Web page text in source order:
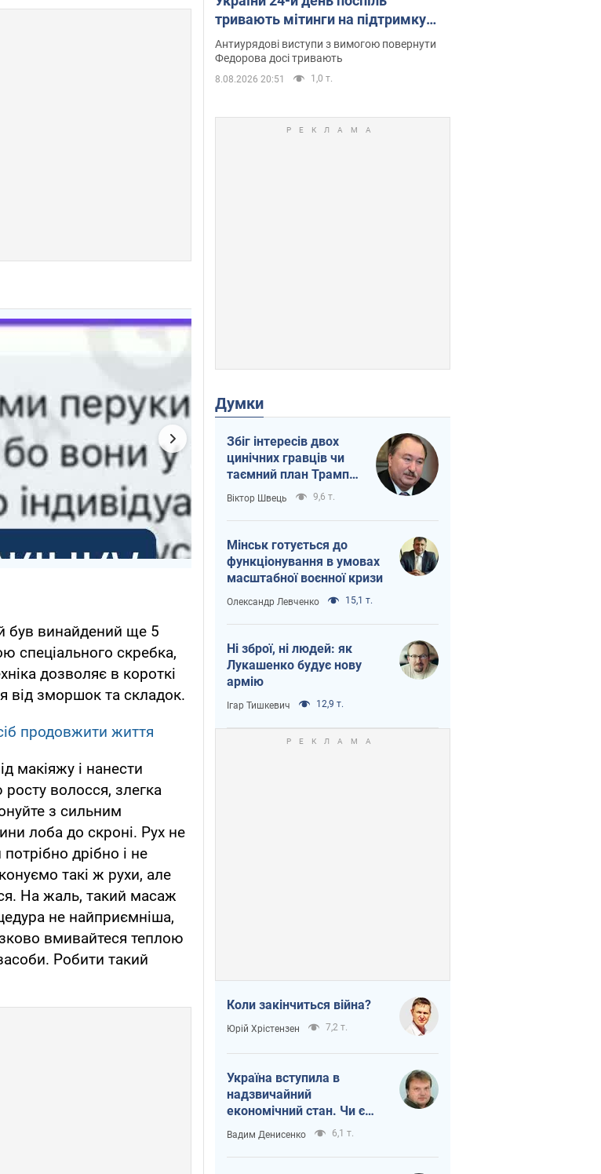
був винайдений ще 5
спеціального скребка,
дозволяє в короткі
від зморшок та складок.
продовжити життя
макіяжу і нанести
волосся, злегка
з сильним
лоба до скроні. Рух не
дрібно і не
такі ж рухи, але
На жаль, такий масаж
не найприємніша,
вмивайтеся теплою
Робити такий
тривають мітинги на підтримку
Федорова. Фото і відео
Антиурядові виступи з вимогою повернути
Федорова досі тривають
8.08.2026 20:51 1,0 т.
Думки
Збіг інтересів двох
цинічних гравців чи
таємний план Трампа
і Путіна?
Віктор Швець 9,6 т.
Мінськ готується до
функціонування в умовах
масштабної воєнної кризи
Олександр Левченко 15,1 т.
Ні зброї, ні людей: як
Лукашенко будує нову
армію
Ігар Тишкевич 12,9 т.
Коли закінчиться війна?
Юрій Хрістензен 7,2 т.
Україна вступила в
надзвичайний
економічний стан. Чи є
світло вкінці тунелю?
Вадим Денисенко 6,1 т.